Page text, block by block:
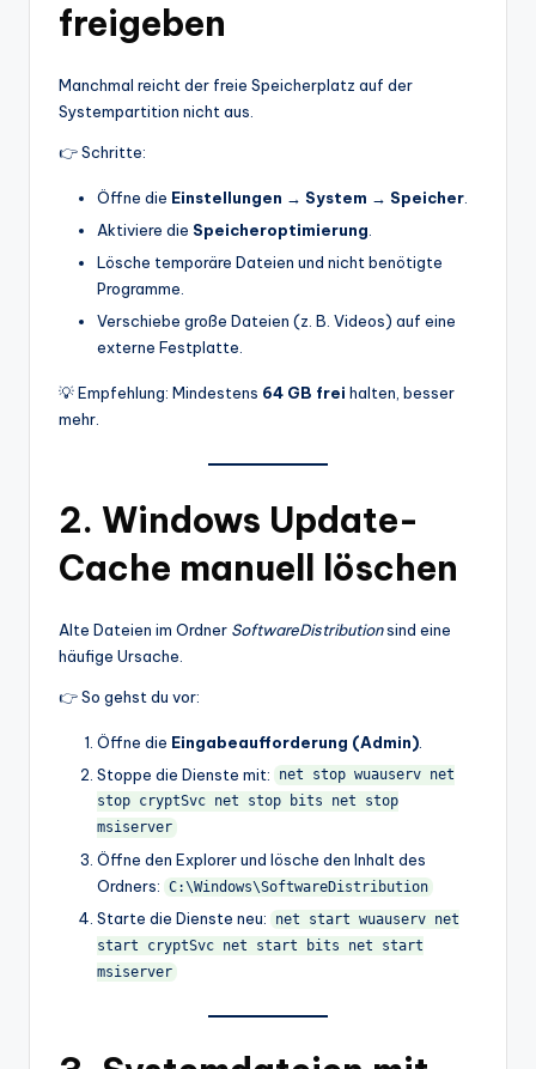
freigeben
Manchmal reicht der freie Speicherplatz auf der
Systempartition nicht aus.
👉 Schritte:
Öffne die Einstellungen → System → Speicher
Aktiviere die Speicheroptimierung
Lösche temporäre Dateien und nicht benötigte
Programme.
Verschiebe große Dateien (z. B. Videos) auf eine
externe Festplatte.
💡 Empfehlung: Mindestens 64 GB frei halten, besser
mehr.
2. Windows Update-
Cache manuell löschen
Alte Dateien im Ordner SoftwareDistributionsind eine
häufige Ursache.
👉 So gehst du vor:
Öffne die Eingabeaufforderung (Admin)
Stoppe die Dienste mit:
net stop wuauserv net
stop cryptSvc net stop bits net stop
msiserver
Öffne den Explorer und lösche den Inhalt des
Ordners: C:\Windows\SoftwareDistribution
Starte die Dienste neu:
net start wuauserv net
start cryptSvc net start bits net start
msiserver